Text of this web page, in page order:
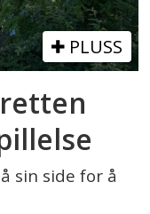
PLUSS
sin side for å